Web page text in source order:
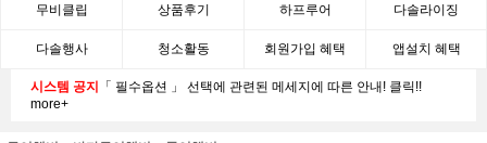
무비클립 상품후기 하프루어 다솔라이징
다솔행사 청소활동 회원가입 혜택 앱설치 혜택
시스템 공지 「 필수옵션 」 선택에 관련된 메세지에 따른 안내! 클릭!!
more+